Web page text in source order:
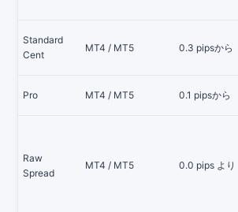
Standard
Cent
MT4 / MT5 0.3 pipsから
Pro MT4 / MT5 0.1 pipsから
Raw
Spread
MT4 / MT5 0.0 pips より